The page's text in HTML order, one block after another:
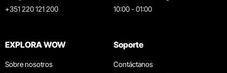
+351 220 121 200
10:00 - 01:00
EXPLORA WOW
Sobre nosotros
Soporte
Contáctanos